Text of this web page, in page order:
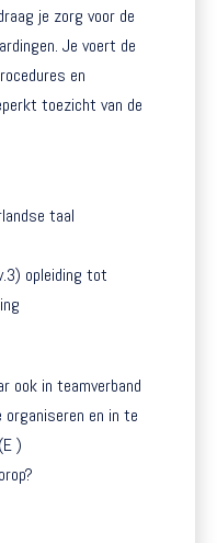
je zorg voor de
Je voert de
en
toezicht van de
taal
opleiding tot
ook in teamverband
en in te
)